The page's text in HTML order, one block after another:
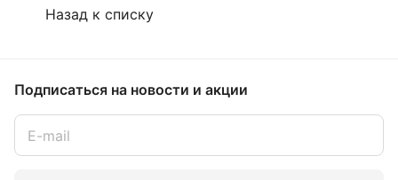
Назад к списку
Подписаться на новости и акции